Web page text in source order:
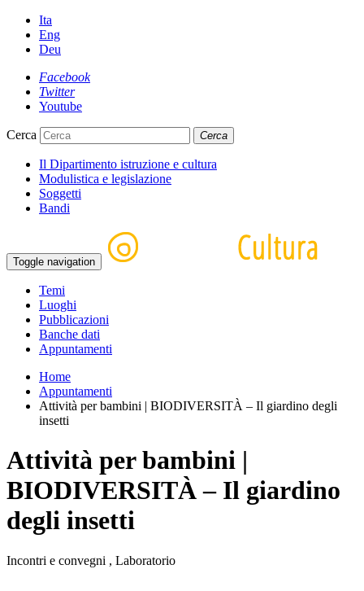
Ita
Eng
Deu
Facebook
Twitter
Youtube
Cerca Cerca
Il Dipartimento istruzione e cultura
Modulistica e legislazione
Soggetti
Bandi
Toggle navigation
Temi
Luoghi
Pubblicazioni
Banche dati
Appuntamenti
Home
Appuntamenti
Attività per bambini | BIODIVERSITÀ – Il giardino degli
insetti
Attività per bambini |
BIODIVERSITÀ – Il giardino
degli insetti
Incontri e convegni , Laboratorio